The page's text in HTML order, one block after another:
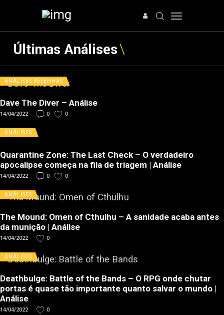
HOME
NOTÍCIAS
ARTIGOS
SOBRE NÓS
Últimas Análises
ANÁLISES RESENHAS
Dave The Diver – Análise
14/04/2022 0 0
ANÁLISES
Quarantine Zone: The Last Check – O verdadeiro
apocalipse começa na fila de triagem | Análise
14/04/2022 0 0
ANÁLISES
The Mound: Omen of Cthulhu – A sanidade acaba antes
da munição | Análise
14/04/2022 0
ANÁLISES
Deathbulge: Battle of the Bands – O RPG onde chutar
portas é quase tão importante quanto salvar o mundo |
Análise
14/04/2022 0